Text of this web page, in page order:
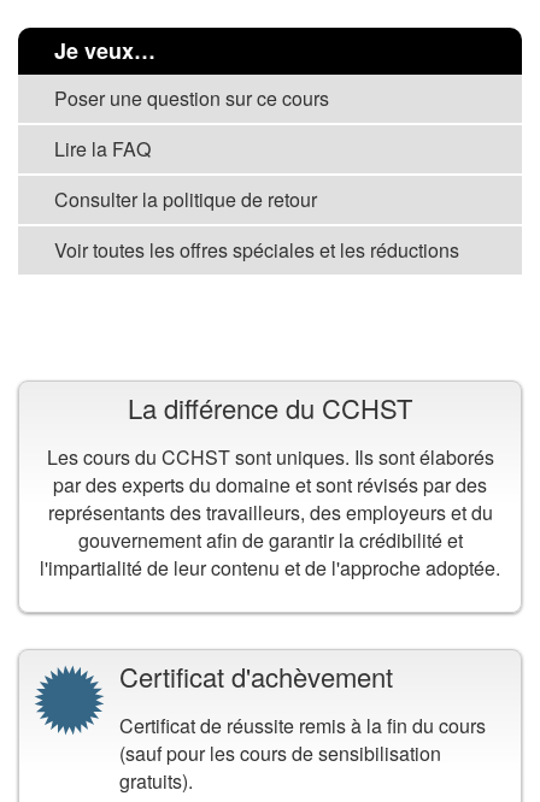
Je veux…
Poser une question sur ce cours
Lire la FAQ
Consulter la politique de retour
Voir toutes les offres spéciales et les réductions
La différence du CCHST
Les cours du CCHST sont uniques. Ils sont élaborés
par des experts du domaine et sont révisés par des
représentants des travailleurs, des employeurs et du
gouvernement afin de garantir la crédibilité et
l'impartialité de leur contenu et de l'approche adoptée.
Certificat d'achèvement
Certificat de réussite remis à la fin du cours
(sauf pour les cours de sensibilisation
gratuits).